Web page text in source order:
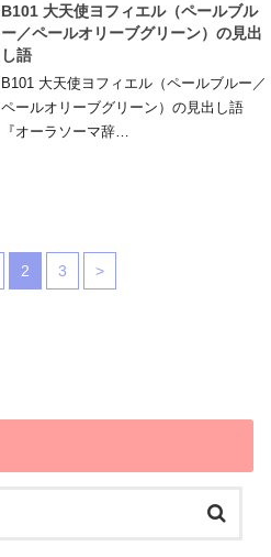
B101 大天使ヨフィエル（ペールブル
ー／ペールオリーブグリーン）の見出
し語
B101 大天使ヨフィエル（ペールブルー／
ペールオリーブグリーン）の見出し語
『オーラソーマ辞…
2 3 >